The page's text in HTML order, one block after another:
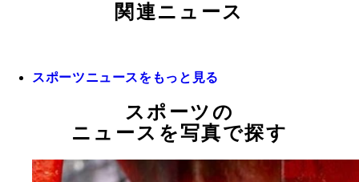
関連ニュース
スポーツニュースをもっと見る
スポーツの
ニュースを写真で探す